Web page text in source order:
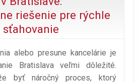
riešenie pre rýchle
alebo presune kancelárie je
Bratislava veľmi dôležité.
byť náročný proces, ktorý